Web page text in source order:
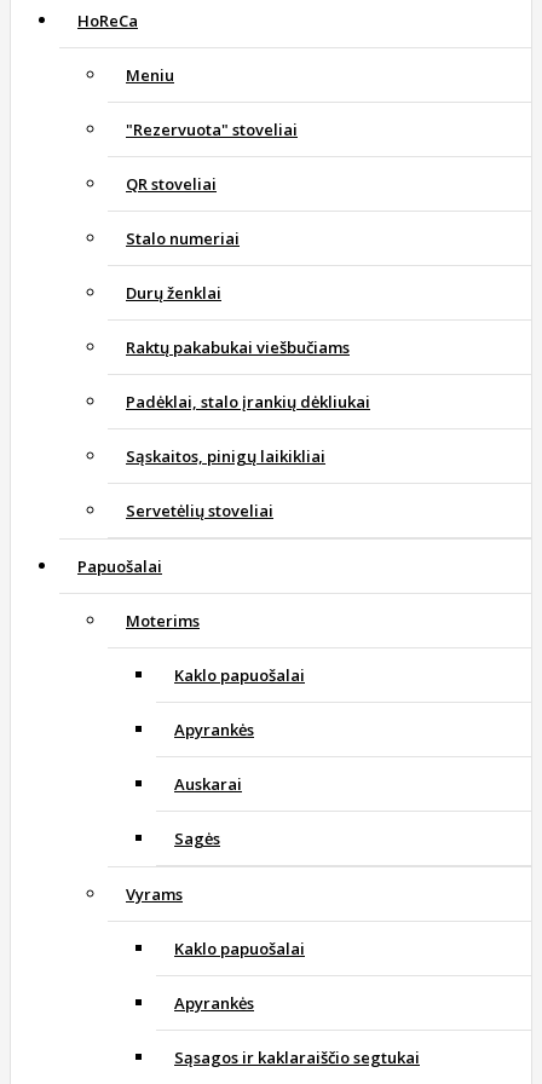
HoReCa
Meniu
"Rezervuota" stoveliai
QR stoveliai
Stalo numeriai
Durų ženklai
Raktų pakabukai viešbučiams
Padėklai, stalo įrankių dėkliukai
Sąskaitos, pinigų laikikliai
Servetėlių stoveliai
Papuošalai
Moterims
Kaklo papuošalai
Apyrankės
Auskarai
Sagės
Vyrams
Kaklo papuošalai
Apyrankės
Sąsagos ir kaklaraiščio segtukai